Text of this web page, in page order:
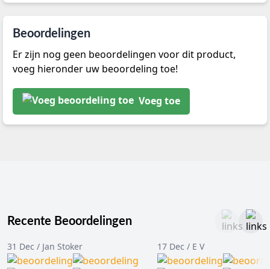
Beoordelingen
Er zijn nog geen beoordelingen voor dit product,
voeg hieronder uw beoordeling toe!
Voeg toe
Recente Beoordelingen
31 Dec / Jan Stoker 17 Dec / E V